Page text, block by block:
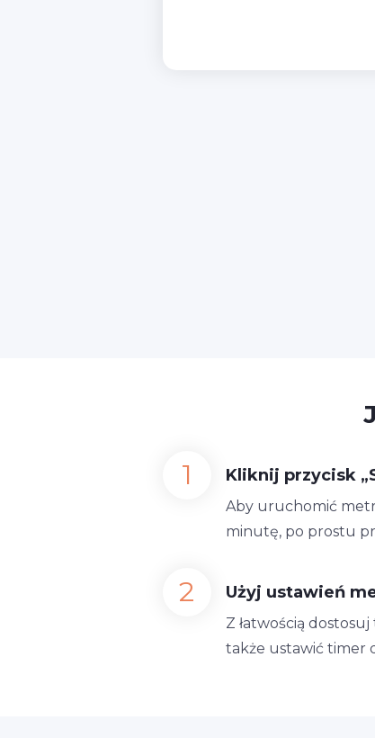
Kliknij przycisk
Aby uruchomić
minutę, po prostu
Użyj ustawień
Z łatwością
także ustawić timer